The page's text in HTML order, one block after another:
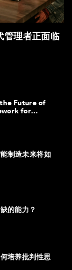
管理者正面临
Future of
for
制造未来将如
的能力？
培养批判性思